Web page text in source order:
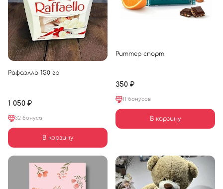
Рафаэлло 150 гр
1 050 ₽
32 бонуса
В корзину
Риттер спорт
350 ₽
11 бонусов
В корзину